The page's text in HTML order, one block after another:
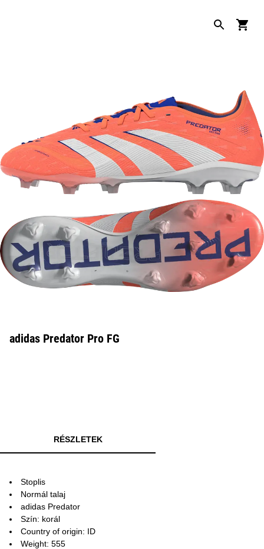
adidas Predator Pro FG
RÉSZLETEK
Stoplis
Normál talaj
adidas Predator
Szín: korál
Country of origin: ID
Weight: 555